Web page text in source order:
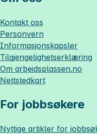
Kontakt oss
Personvern
Informasjonskapsler
Tilgjengelighetserklæring
Om arbeidsplassen.no
Nettstedkart
For jobbsøkere
Nyttige artikler for